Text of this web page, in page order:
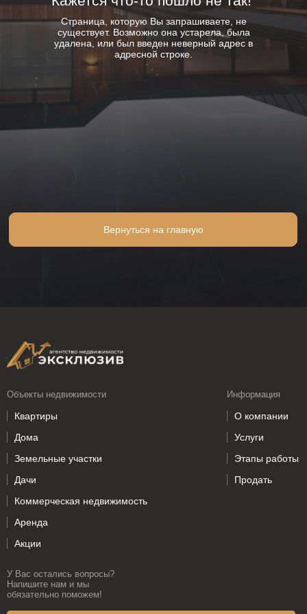
Вернуться на главную
Вернуться на главную
Страница, которую Вы запрашиваете, не
существует. Возможно она устарела, была
удалена, или был введен неверный адрес в
адресной строке.
Информация
У Вас остались вопросы?
обязательно поможем!
Напишите нам и мы
Этапы работы
Услуги
О компании
Объекты недвижимости
Продать
Аренда
Акции
Коммерческая недвижимость
Дачи
Земельные участки
Дома
Квартиры